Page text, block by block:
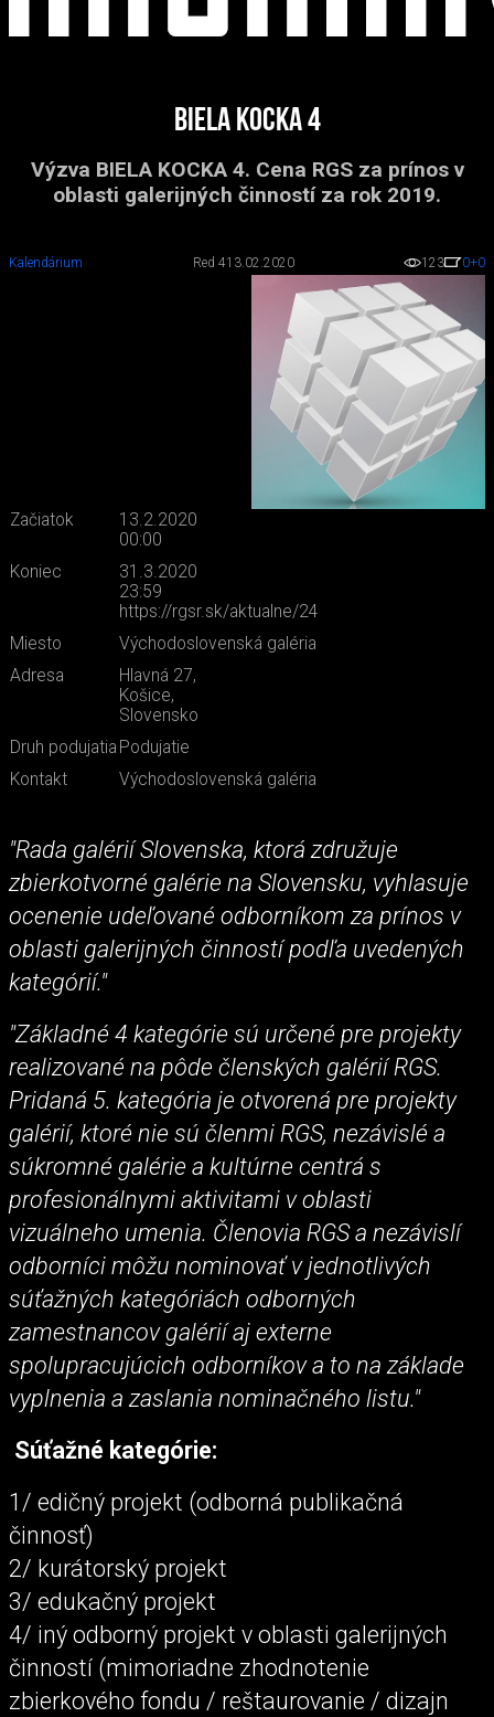
BIELA KOCKA 4
Výzva BIELA KOCKA 4. Cena RGS za prínos v
oblasti galerijných činností za rok 2019.
Kalendárium Red 413.02.2020 123 0+0
Začiatok
13.2.2020
00:00
Koniec
31.3.2020
23:59
https://rgsr.sk/aktualne/24
Miesto
Východoslovenská galéria
Adresa
Hlavná 27,
Košice,
Slovensko
Druh podujatia Podujatie
Kontakt
Východoslovenská galéria
"Rada galérií Slovenska, ktorá združuje
zbierkotvorné galérie na Slovensku, vyhlasuje
ocenenie udeľované odborníkom za prínos v
oblasti galerijných činností podľa uvedených
kategórií."
"Základné 4 kategórie sú určené pre projekty
realizované na pôde členských galérií RGS.
Pridaná 5. kategória je otvorená pre projekty
galérií, ktoré nie sú členmi RGS, nezávislé a
súkromné galérie a kultúrne centrá s
profesionálnymi aktivitami v oblasti
vizuálneho umenia. Členovia RGS a nezávislí
odborníci môžu nominovať v jednotlivých
súťažných kategóriách odborných
zamestnancov galérií aj externe
spolupracujúcich odborníkov a to na základe
vyplnenia a zaslania nominačného listu."
Súťažné kategórie:
1/ edičný projekt (odborná publikačná
činnosť)
2/ kurátorský projekt
3/ edukačný projekt
4/ iný odborný projekt v oblasti galerijných
činností (mimoriadne zhodnotenie
zbierkového fondu / reštaurovanie / dizajn